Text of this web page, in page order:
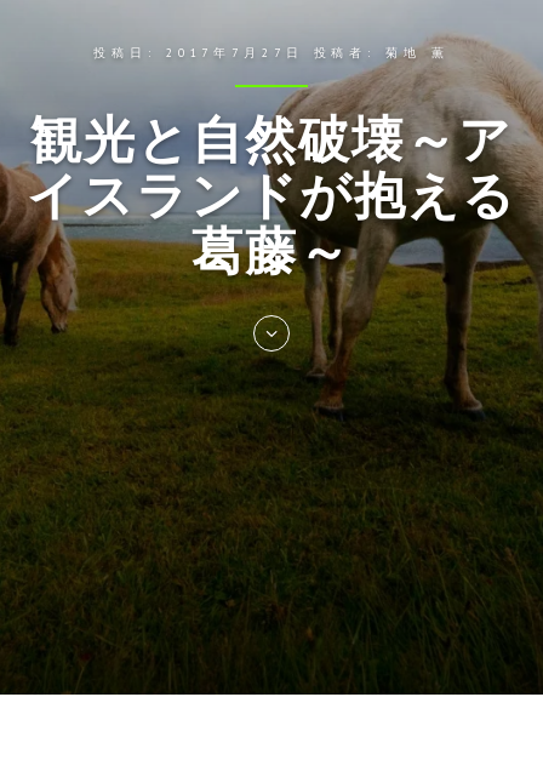
投稿日: 2017年7月27日 投稿者:菊地 薫
観光と自然破壊～ア
イスランドが抱える
葛藤～
Skip
to
entry
content